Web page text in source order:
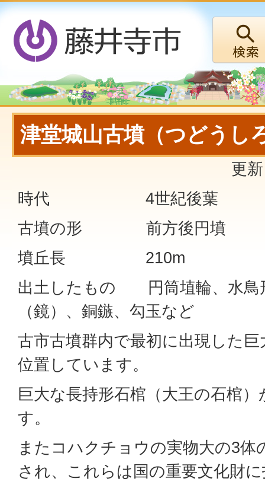
津堂城山古墳（つどうし
更
時代 4世紀後葉
古墳の形 前方後円墳
墳丘長 210m
出土したもの 円筒埴輪、水鳥
（鏡）、銅鏃、勾玉など
古市古墳群内で最初に出現した
位置しています。
巨大な長持形石棺（大王の石棺
す。
またコハクチョウの実物大の3体
され、これらは国の重要文化財